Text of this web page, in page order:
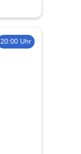
20:00 Uhr